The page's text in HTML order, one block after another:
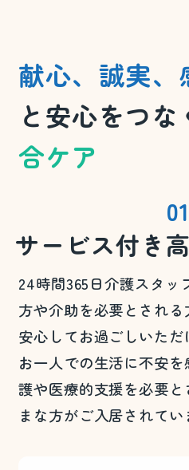
献心、誠実、
と安心をつな
合ケア
01
サービス付き
24時間365日介護スタッ
方や介助を必要とされる
安心してお過ごしいただ
お一人での生活に不安
護や医療的支援を必要
まな方がご入居されてい